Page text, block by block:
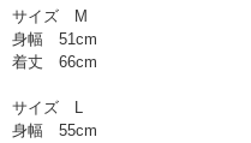
サイズ M
身幅 51cm
着丈 66cm
サイズ L
身幅 55cm